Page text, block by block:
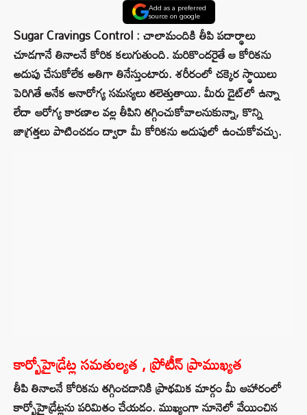
Add as a preferred
source on google
Sugar Cravings Control : చాలామందికి తీపి పదార్థాలు
చూడగానే తినాలనే కోరిక కలుగుతుంది. మరికొందరైతే ఆ కోరికను
అదుపు చేసుకోలేక అతిగా తినేస్తుంటారు. శరీరంలో చక్కెర స్థాయిలు
పెరిగితే అనేక అనారోగ్య సమస్యలు తలెత్తుతాయి. మీరు డైట్‌లో ఉన్నా
లేదా ఆరోగ్య కారణాల వల్ల తీపిని తగ్గించుకోవాలనుకున్నా, కొన్ని
జాగ్రత్తలు పాటించడం ద్వారా మీ కోరికను అదుపులో ఉంచుకోవచ్చు.
కార్బోహైడ్రేట్ల సమతుల్యత , ప్రోటీన్ ప్రాముఖ్యత
తీపి తినాలనే కోరికను తగ్గించడానికి ప్రాథమిక మార్గం మీ ఆహారంలో
కార్బోహైడ్రేట్లను పరిమితం చేయడం. ముఖ్యంగా నూనెలో వేయించిన